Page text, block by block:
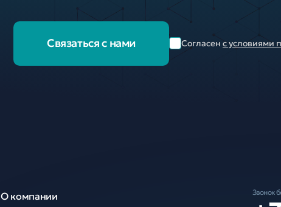
Согласен с условиями
Связаться с нами
О компании Звонок